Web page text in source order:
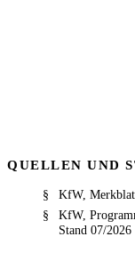
QUELLEN UND
KfW,
KfW,
Stand 07/2026